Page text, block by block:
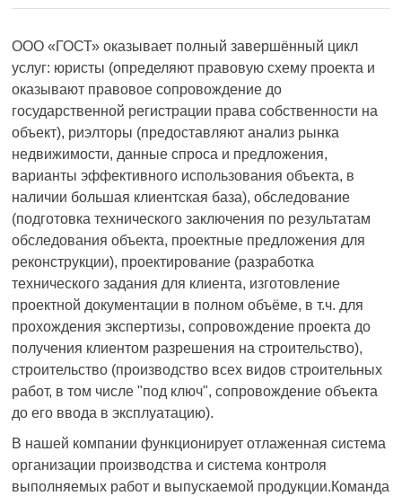
ООО «ГОСТ» оказывает полный завершённый цикл
услуг: юристы (определяют правовую схему проекта и
оказывают правовое сопровождение до
государственной регистрации права собственности на
объект), риэлторы (предоставляют анализ рынка
недвижимости, данные спроса и предложения,
варианты эффективного использования объекта, в
наличии большая клиентская база), обследование
(подготовка технического заключения по результатам
обследования объекта, проектные предложения для
реконструкции), проектирование (разработка
технического задания для клиента, изготовление
проектной документации в полном объёме, в т.ч. для
прохождения экспертизы, сопровождение проекта до
получения клиентом разрешения на строительство),
строительство (производство всех видов строительных
работ, в том числе "под ключ", сопровождение объекта
до его ввода в эксплуатацию).
В нашей компании функционирует отлаженная система
организации производства и система контроля
выполняемых работ и выпускаемой продукции.Команда